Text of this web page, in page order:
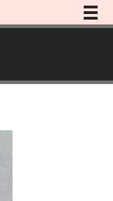
メ